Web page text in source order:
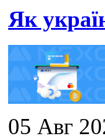
Як
05 Авг